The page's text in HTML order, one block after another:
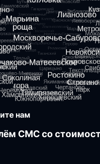
нам
СМС со